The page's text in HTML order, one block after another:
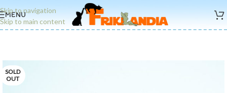
Skip to navigation
Skip to main content
MENU
SOLD
OUT